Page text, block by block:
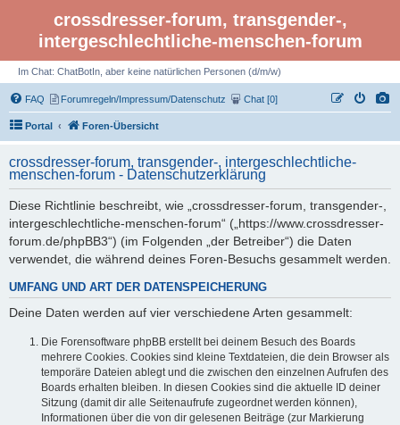
crossdresser-forum, transgender-,
intergeschlechtliche-menschen-forum
Im Chat: ChatBotIn, aber keine natürlichen Personen (d/m/w)
FAQ Forumregeln/Impressum/Datenschutz Chat [0]
Portal Foren-Übersicht
crossdresser-forum, transgender-, intergeschlechtliche-
menschen-forum - Datenschutzerklärung
Diese Richtlinie beschreibt, wie „crossdresser-forum, transgender-,
intergeschlechtliche-menschen-forum“ („https://www.crossdresser-
forum.de/phpBB3“) (im Folgenden „der Betreiber“) die Daten
verwendet, die während deines Foren-Besuchs gesammelt werden.
UMFANG UND ART DER DATENSPEICHERUNG
Deine Daten werden auf vier verschiedene Arten gesammelt:
Die Forensoftware phpBB erstellt bei deinem Besuch des Boards
mehrere Cookies. Cookies sind kleine Textdateien, die dein Browser als
temporäre Dateien ablegt und die zwischen den einzelnen Aufrufen des
Boards erhalten bleiben. In diesen Cookies sind die aktuelle ID deiner
Sitzung (damit dir alle Seitenaufrufe zugeordnet werden können),
Informationen über die von dir gelesenen Beiträge (zur Markierung